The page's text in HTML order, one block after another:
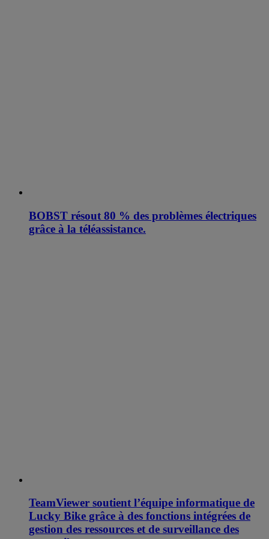
BOBST résout 80 % des problèmes électriques
grâce à la téléassistance.
TeamViewer soutient l’équipe informatique de
Lucky Bike grâce à des fonctions intégrées de
gestion des ressources et de surveillance des